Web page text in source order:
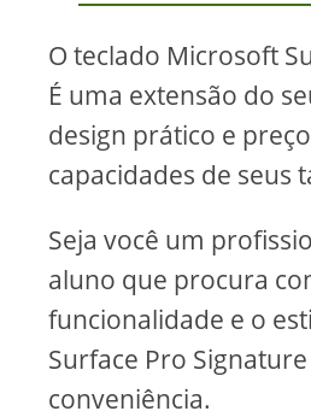
O teclado Microsoft
É uma extensão do
design prático e
capacidades de seus
Seja você um
aluno que procura
funcionalidade e o
Surface Pro
conveniência.